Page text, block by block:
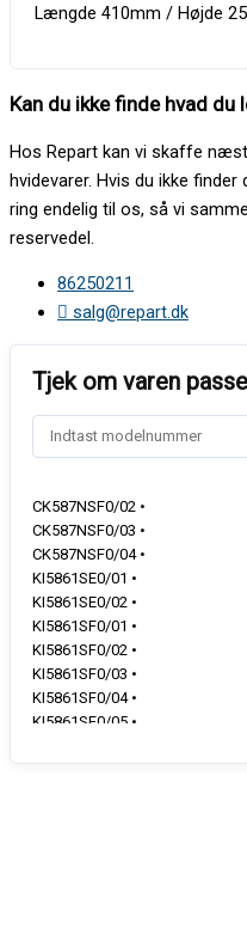
Længde 410mm / Højde
Kan du ikke finde hvad du
Hos Repart kan vi skaffe
hvidevarer. Hvis du ikke
ring endelig til os, så vi
reservedel.
86250211
salg@repart.dk
CK587NSF0/02 •
CK587NSF0/03 •
CK587NSF0/04 •
KI5861SE0/01 •
KI5861SE0/02 •
KI5861SF0/01 •
KI5861SF0/02 •
KI5861SF0/03 •
KI5861SF0/04 •
KI5861SF0/05 •
KI5862FE0/02 •